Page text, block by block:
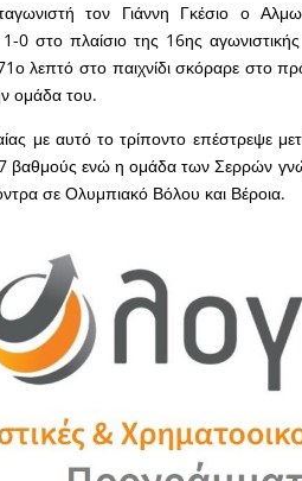
τον Γιάννη Γκέσιο ο
0 στο πλαίσιο της 16ης
λεπτό στο παιχνίδι σκόραρε στο
ομάδα του.
με αυτό το τρίποντο επέστρεψε
βαθμούς ενώ η ομάδα των Σερρών
σε Ολυμπιακό Βόλου και Βέροια.